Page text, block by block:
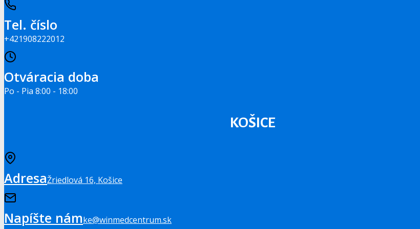
Tel. číslo
+421908222012
Otváracia doba
Po - Pia 8:00 - 18:00
KOŠICE
AdresaŽriedlová 16, Košice
Napíšte námke@winmedcentrum.sk